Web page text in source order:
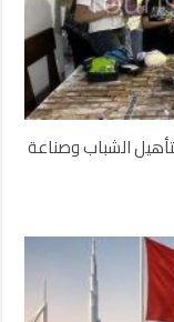
سياحية و52 برنامجًا لتأهيل الشباب وصناعة